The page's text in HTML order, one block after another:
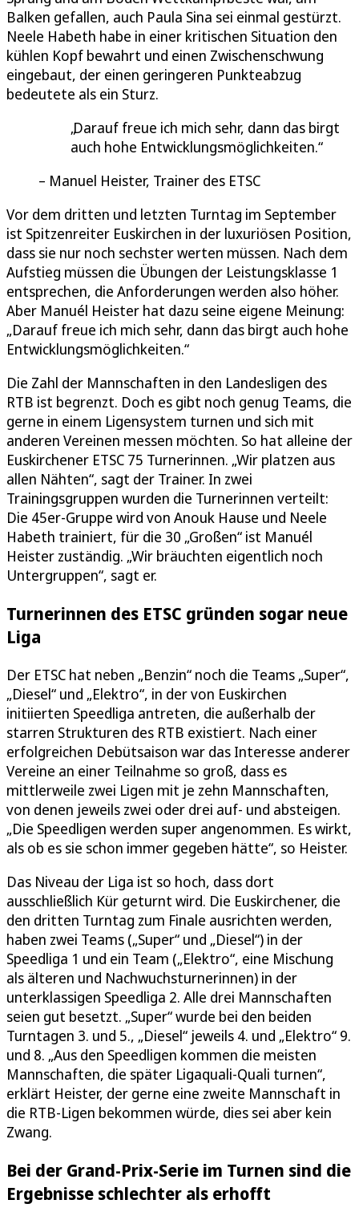
Balken gefallen, auch Paula Sina sei einmal gestürzt.
Neele Habeth habe in einer kritischen Situation den
kühlen Kopf bewahrt und einen Zwischenschwung
eingebaut, der einen geringeren Punkteabzug
bedeutete als ein Sturz.
Darauf freue ich mich sehr, dann das birgt
auch hohe Entwicklungsmöglichkeiten.
Manuel Heister, Trainer des ETSC
Vor dem dritten und letzten Turntag im September
ist Spitzenreiter Euskirchen in der luxuriösen Position,
dass sie nur noch sechster werten müssen. Nach dem
Aufstieg müssen die Übungen der Leistungsklasse 1
entsprechen, die Anforderungen werden also höher.
Aber Manuél Heister hat dazu seine eigene Meinung:
„Darauf freue ich mich sehr, dann das birgt auch hohe
Entwicklungsmöglichkeiten.“
Die Zahl der Mannschaften in den Landesligen des
RTB ist begrenzt. Doch es gibt noch genug Teams, die
gerne in einem Ligensystem turnen und sich mit
anderen Vereinen messen möchten. So hat alleine der
Euskirchener ETSC 75 Turnerinnen. „Wir platzen aus
allen Nähten“, sagt der Trainer. In zwei
Trainingsgruppen wurden die Turnerinnen verteilt:
Die 45er-Gruppe wird von Anouk Hause und Neele
Habeth trainiert, für die 30 „Großen“ ist Manuél
Heister zuständig. „Wir bräuchten eigentlich noch
Untergruppen“, sagt er.
Turnerinnen des ETSC gründen sogar neue
Liga
Der ETSC hat neben „Benzin“ noch die Teams „Super“,
„Diesel“ und „Elektro“, in der von Euskirchen
initiierten Speedliga antreten, die außerhalb der
starren Strukturen des RTB existiert. Nach einer
erfolgreichen Debütsaison war das Interesse anderer
Vereine an einer Teilnahme so groß, dass es
mittlerweile zwei Ligen mit je zehn Mannschaften,
von denen jeweils zwei oder drei auf- und absteigen.
„Die Speedligen werden super angenommen. Es wirkt,
als ob es sie schon immer gegeben hätte“, so Heister.
Das Niveau der Liga ist so hoch, dass dort
ausschließlich Kür geturnt wird. Die Euskirchener, die
den dritten Turntag zum Finale ausrichten werden,
haben zwei Teams („Super“ und „Diesel“) in der
Speedliga 1 und ein Team („Elektro“, eine Mischung
als älteren und Nachwuchsturnerinnen) in der
unterklassigen Speedliga 2. Alle drei Mannschaften
seien gut besetzt. „Super“ wurde bei den beiden
Turntagen 3. und 5., „Diesel“ jeweils 4. und „Elektro“ 9.
und 8. „Aus den Speedligen kommen die meisten
Mannschaften, die später Ligaquali-Quali turnen“,
erklärt Heister, der gerne eine zweite Mannschaft in
die RTB-Ligen bekommen würde, dies sei aber kein
Zwang.
Bei der Grand-Prix-Serie im Turnen sind die
Ergebnisse schlechter als erhofft